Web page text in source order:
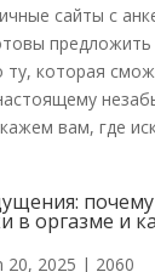
сайты с
предложить
ту, которая
вам, где
в оргазме и
20, 2025 | 2060